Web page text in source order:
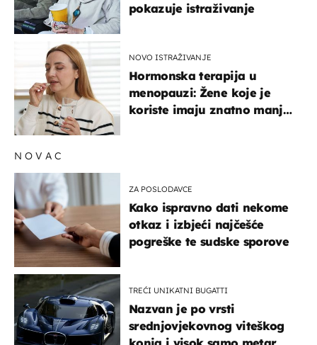
pokazuje istraživanje
NOVO ISTRAŽIVANJE
Hormonska terapija u
menopauzi: Žene koje je
koriste imaju znatno manji
NOVAC
ZA POSLODAVCE
Kako ispravno dati nekome
otkaz i izbjeći najčešće
pogreške te sudske sporove
TREĆI UNIKATNI BUGATTI
Nazvan je po vrsti
srednjovjekovnog viteškog